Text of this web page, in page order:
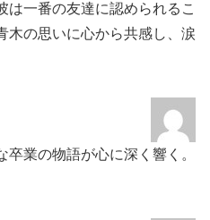
は一番の友達に認められるこ
木の思いに心から共感し、涙
業の物語が心に深く響く。